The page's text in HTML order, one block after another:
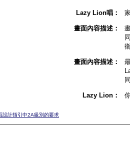
Lazy Lion唱：
畫面內容描述：
畫面內容描述：
Lazy Lion：